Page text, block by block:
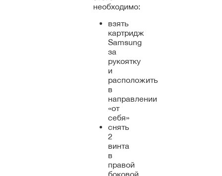
необходимо:
взять
картридж
Samsung
за
рукоятку
и
расположить
в
направлении
«от
себя»
снять
2
винта
в
правой
боковой